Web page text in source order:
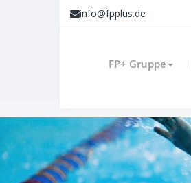
info@fpplus.de
FP+ Gruppe